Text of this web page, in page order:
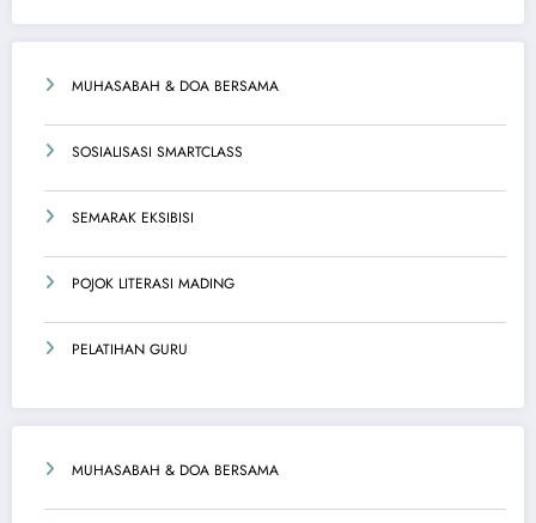
MUHASABAH & DOA BERSAMA
SOSIALISASI SMARTCLASS
SEMARAK EKSIBISI
POJOK LITERASI MADING
PELATIHAN GURU
MUHASABAH & DOA BERSAMA